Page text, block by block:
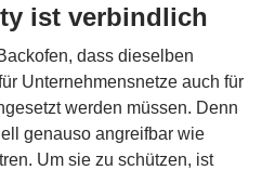
ist verbindlich
dass dieselben
Unternehmensnetze auch für
werden müssen. Denn
genauso angreifbar wie
Um sie zu schützen, ist